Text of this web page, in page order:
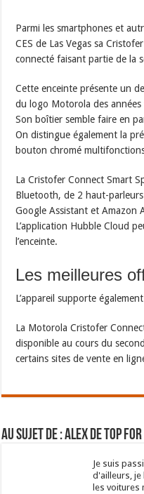
Parmi les smartphones et
CES de Las Vegas sa
connecté faisant partie de la
Cette enceinte présente un
du logo Motorola des années
Son boîtier semble faire en
On distingue également la
bouton chromé
La Cristofer Connect Smart
Bluetooth, de 2 haut-
Google Assistant et Amazon
L’application Hubble Cloud
l’enceinte.
Les meilleures
L’appareil supporte
La Motorola Cristofer
disponible au cours du
certains sites de vente en
Au sujet de : Alex de Top For
Je suis
d'ailleurs, je
les voitures